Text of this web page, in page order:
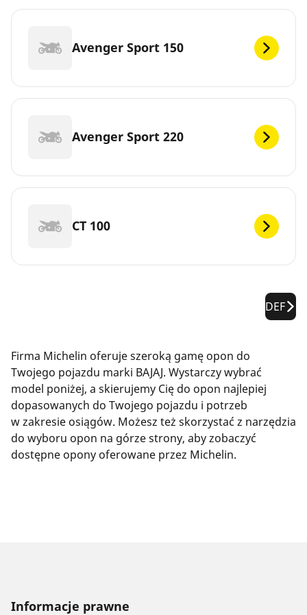
Avenger Sport 150
Avenger Sport 220
CT 100
DEF
Firma Michelin oferuje szeroką gamę opon do
Twojego pojazdu marki BAJAJ. Wystarczy wybrać
model poniżej, a skierujemy Cię do opon najlepiej
dopasowanych do Twojego pojazdu i potrzeb
w zakresie osiągów. Możesz też skorzystać z narzędzia
do wyboru opon na górze strony, aby zobaczyć
dostępne opony oferowane przez Michelin.
Informacje prawne